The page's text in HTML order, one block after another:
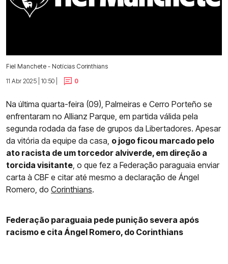
Fiel Manchete - Notícias Corinthians
11 Abr 2025 | 10:50 |
0
Na última quarta-feira (09), Palmeiras e Cerro Porteño se
enfrentaram no Allianz Parque, em partida válida pela
segunda rodada da fase de grupos da Libertadores. Apesar
da vitória da equipe da casa, o jogo ficou marcado pelo
ato racista de um torcedor alviverde, em direção a
torcida visitante, o que fez a Federação paraguaia enviar
carta à CBF e citar até mesmo a declaração de Ángel
Romero, do Corinthians.
Federação paraguaia pede punição severa após
racismo e cita Ángel Romero, do Corinthians